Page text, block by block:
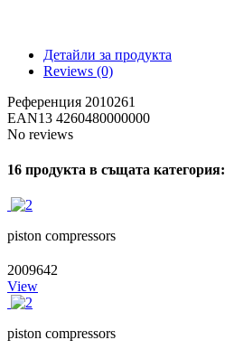
Детайли за продукта
Reviews (0)
Референция 2010261
EAN13 4260480000000
No reviews
16 продукта в същата категория:
piston compressors
2009642
View
piston compressors